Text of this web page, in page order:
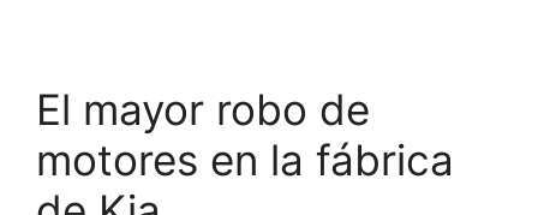
El mayor robo de
motores en la fábrica